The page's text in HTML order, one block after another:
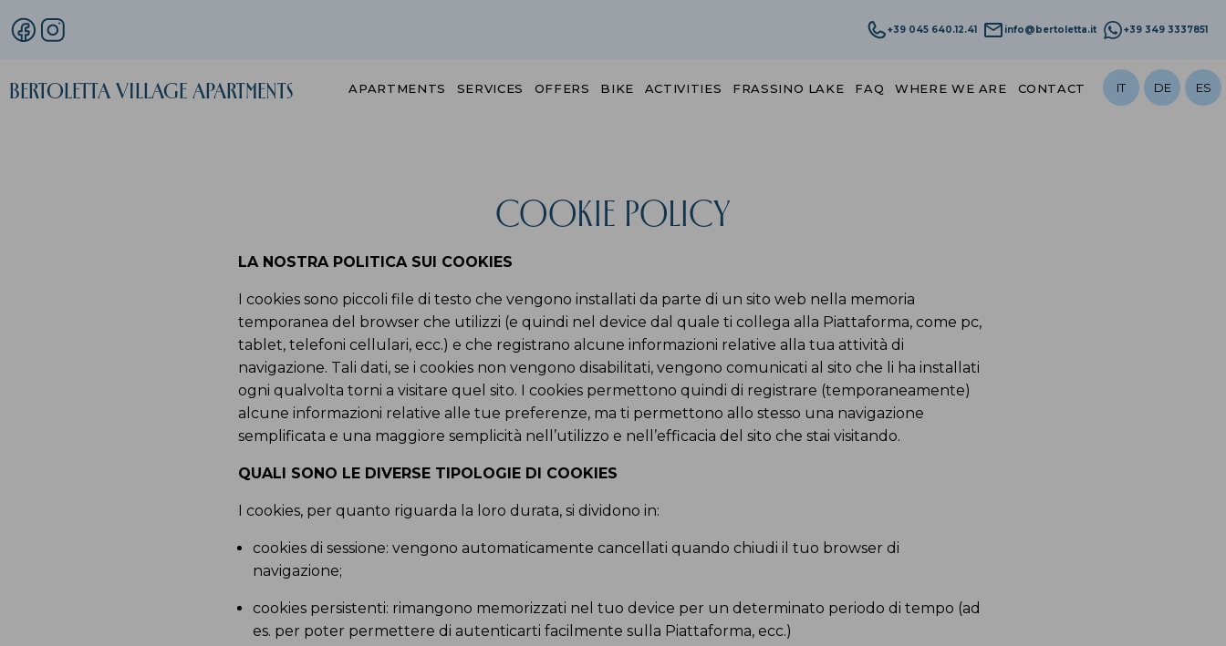
+39 045 640.12.41 info@bertoletta.it +39 349 3337851
Bertoletta Village Apartments APARTMENTS SERVICES OFFERS BIKE ACTIVITIES FRASSINO LAKE FAQ WHERE WE ARE CONTACT IT DE ES
Cookie Policy
LA NOSTRA POLITICA SUI COOKIES
I cookies sono piccoli file di testo che vengono installati da parte di un sito web nella memoria
temporanea del browser che utilizzi (e quindi nel device dal quale ti collega alla Piattaforma, come pc,
tablet, telefoni cellulari, ecc.) e che registrano alcune informazioni relative alla tua attività di
navigazione. Tali dati, se i cookies non vengono disabilitati, vengono comunicati al sito che li ha installati
ogni qualvolta torni a visitare quel sito. I cookies permettono quindi di registrare (temporaneamente)
alcune informazioni relative alle tue preferenze, ma ti permettono allo stesso una navigazione
semplificata e una maggiore semplicità nell’utilizzo e nell’efficacia del sito che stai visitando.
QUALI SONO LE DIVERSE TIPOLOGIE DI COOKIES
I cookies, per quanto riguarda la loro durata, si dividono in:
cookies di sessione: vengono automaticamente cancellati quando chiudi il tuo browser di
navigazione;
cookies persistenti: rimangono memorizzati nel tuo device per un determinato periodo di tempo (ad
es. per poter permettere di autenticarti facilmente sulla Piattaforma, ecc.)